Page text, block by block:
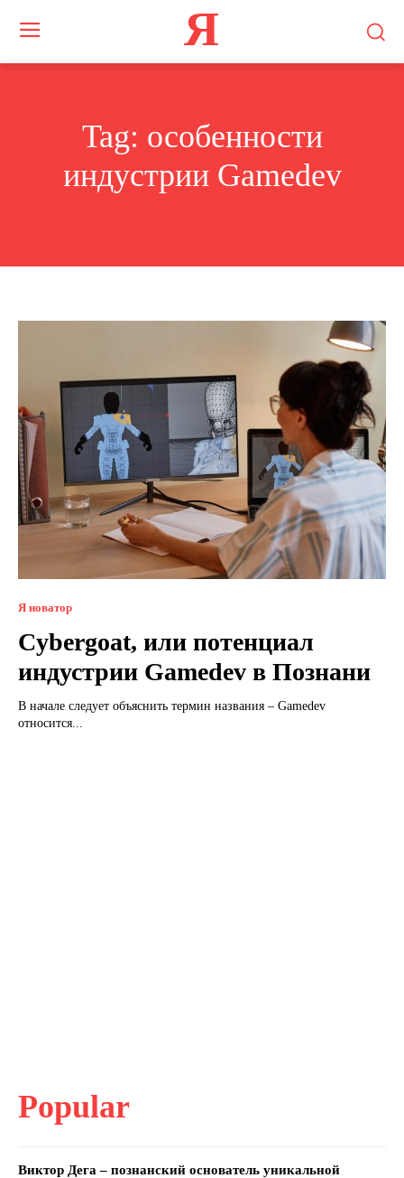
Я
Tag: особенности
индустрии Gamedev
Я новатор
Cybergoat, или потенциал
индустрии Gamedev в Познани
В начале следует объяснить термин названия – Gamedev
относится...
Popular
Виктор Дега – познанский основатель уникальной